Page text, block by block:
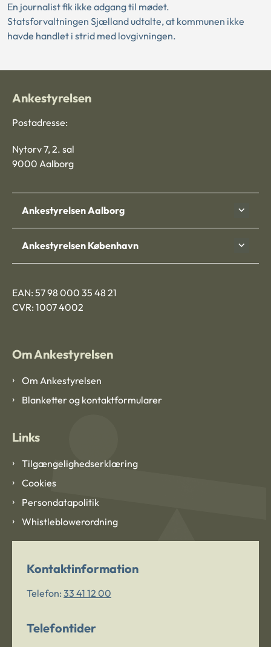
En journalist fik ikke adgang til mødet.
Statsforvaltningen Sjælland udtalte, at kommunen ikke
havde handlet i strid med lovgivningen.
Ankestyrelsen
Postadresse:
Nytorv 7, 2. sal
9000 Aalborg
Ankestyrelsen Aalborg
Ankestyrelsen København
EAN: 57 98 000 35 48 21
CVR: 1007 4002
Om Ankestyrelsen
Om Ankestyrelsen
Blanketter og kontaktformularer
Links
Tilgængelighedserklæring
Cookies
Persondatapolitik
Whistleblowerordning
Kontaktinformation
Telefon: 33 41 12 00
Telefontider